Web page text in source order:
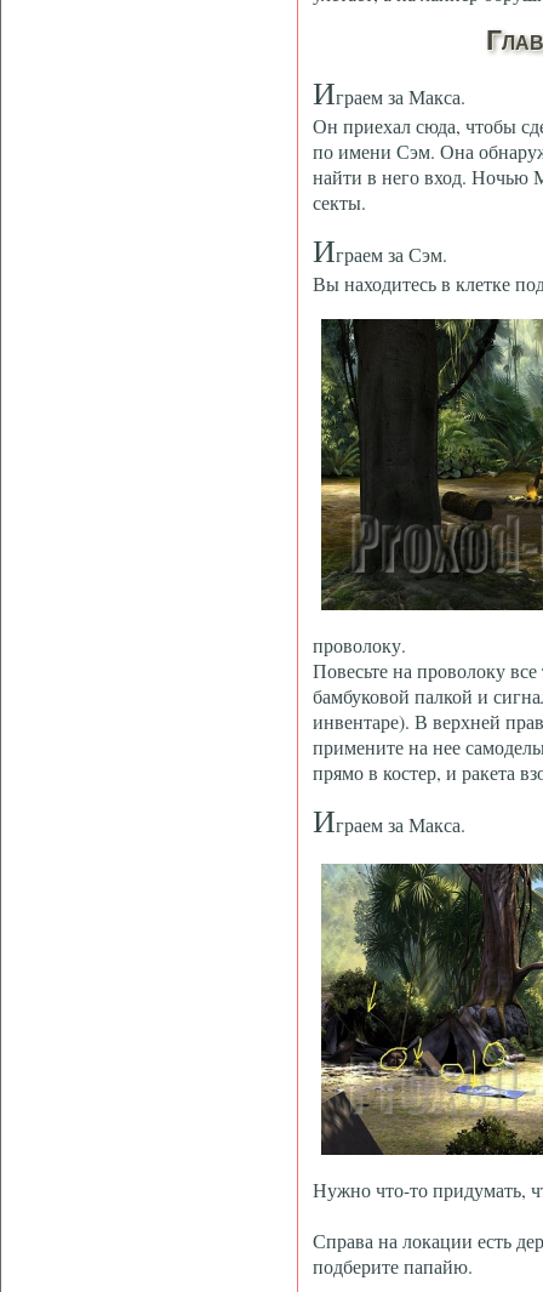
Играем за Макса.
Он приехал сюда, чтобы
по имени Сэм. Она
найти в него вход. Ночью
секты.
Играем за Сэм.
Вы находитесь в клетке
проволоку.
Повесьте на проволоку
бамбуковой палкой и
инвентаре). В верхней
примените на нее
прямо в костер, и ракета
Играем за Макса.
Нужно что-то придумать,
Справа на локации есть
подберите папайю.